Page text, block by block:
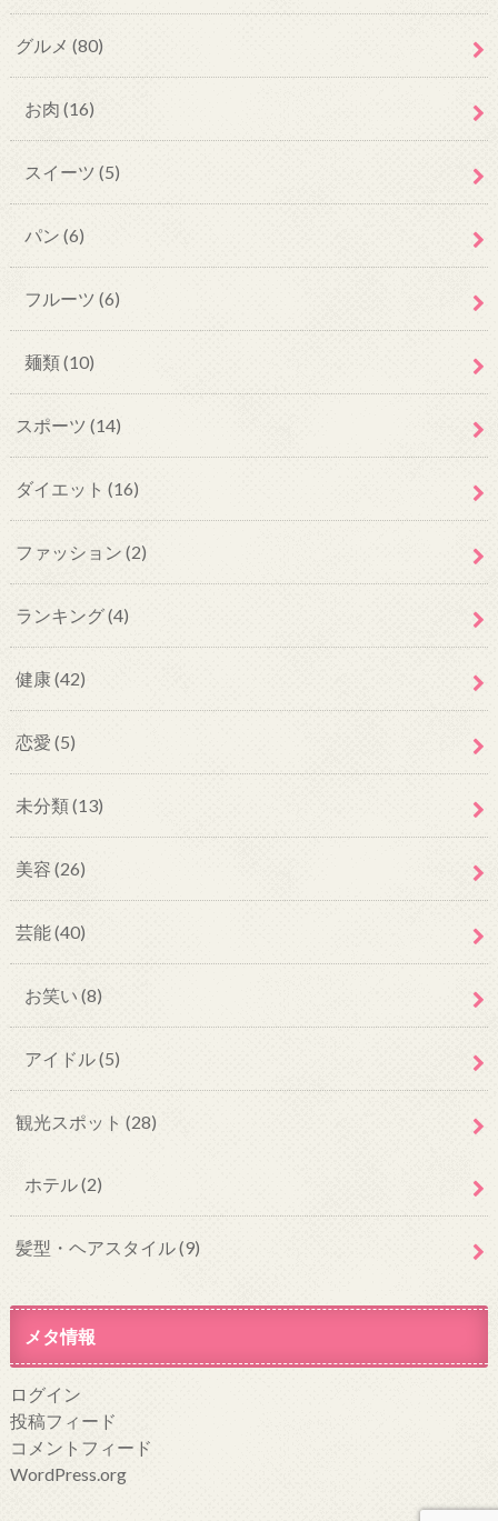
グルメ (80)
お肉 (16)
スイーツ (5)
パン (6)
フルーツ (6)
麺類(10)
スポーツ (14)
ダイエット (16)
ファッション (2)
ランキング(4)
健康(42)
恋愛 (5)
未分類(13)
美容 (26)
芸能(40)
お笑い (8)
アイドル(5)
観光スポット (28)
ホテル(2)
髪型・ヘアスタイル(9)
メタ情報
ログイン
投稿フィード
コメントフィード
WordPress.org